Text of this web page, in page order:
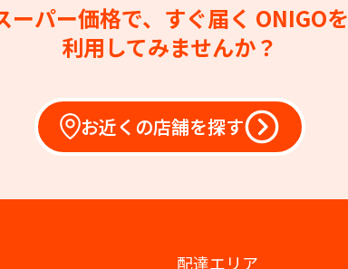
ーパー価格で、すぐ届く ONIGOを
利用してみませんか？
お近くの店舗を探す
配達エリア